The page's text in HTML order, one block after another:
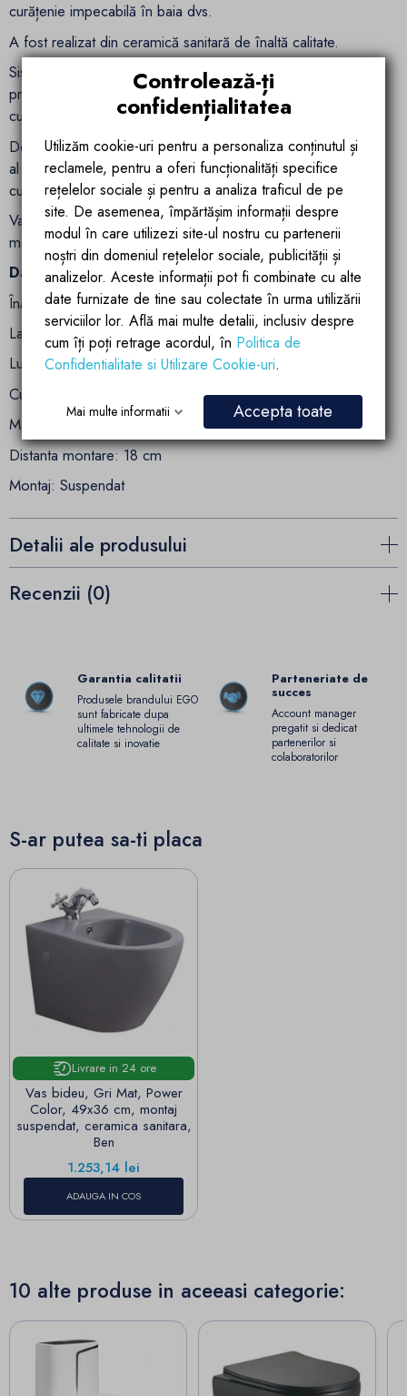
curățenie impecabilă în baia dvs.
A fost realizat din ceramică sanitară de înaltă calitate.
Sistemul inovator
RIMLESS
este răspunsul la toate
problemele dvs. existente legate de menținerea igienei,
curățeniei și esteticii în baie.
Designul vasul wc asigură un flux liber de apă în fiecare colț
al bolului, garantând o igienă completă de utilizare și o
curățenie impecabilă în baia dvs.
Vas wc prevazut cu capac din duroplast de culoarea gri
mat, care este extrem de rezistent la zgarieturi.
Date tehnice:
Înălțime: 37 cm
Latime 37 cm
Lungime: 49 cm
Culoare : Gri Mat
Material: ceramica sanitara
Distanta montare: 18 cm
Montaj: Suspendat
Detalii ale produsului
Recenzii (0)
Garantia calitatii
Produsele brandului EGO
sunt fabricate dupa
ultimele tehnologii de
calitate si inovatie
Parteneriate de
succes
Account manager
pregatit si dedicat
partenerilor si
colaboratorilor
S-ar putea sa-ti placa
Livrare in 24 ore
Vas bideu, Gri Mat, Power
Color, 49x36 cm, montaj
suspendat, ceramica sanitara,
Ben
Pret
1.253,14 lei
ADAUGA IN COS
10 alte produse in aceeasi categorie:
Controlează-ți
confidențialitatea
Utilizăm cookie-uri pentru a personaliza conținutul și
reclamele, pentru a oferi funcționalități specifice
rețelelor sociale și pentru a analiza traficul de pe
site. De asemenea, împărtășim informații despre
modul în care utilizezi site-ul nostru cu partenerii
noștri din domeniul rețelelor sociale, publicității și
analizelor. Aceste informații pot fi combinate cu alte
date furnizate de tine sau colectate în urma utilizării
serviciilor lor. Află mai multe detalii, inclusiv despre
cum îți poți retrage acordul, în Politica de
Confidentialitate si Utilizare Cookie-uri.
Mai multe informatii Accepta toate